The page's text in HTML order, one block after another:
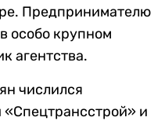
Предпринимателю
особо крупном
агентства.
числился
и